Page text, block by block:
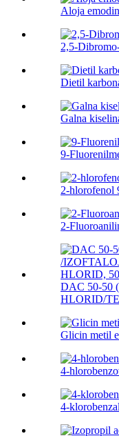
Aloja
2,5-
Dietil
Galna
9-
2-hlorofenol
2-
DAC 50-50
HLORID/
Glicin metil
4-
4-